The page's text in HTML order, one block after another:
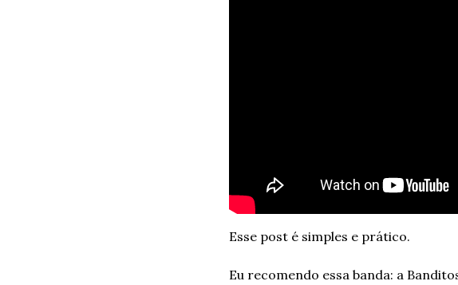
Esse post é simples e prático.
Eu recomendo essa banda: a